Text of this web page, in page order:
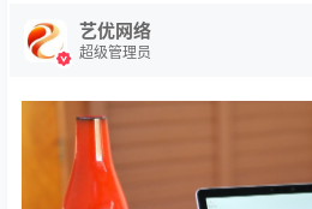
艺优网络
超级管理员